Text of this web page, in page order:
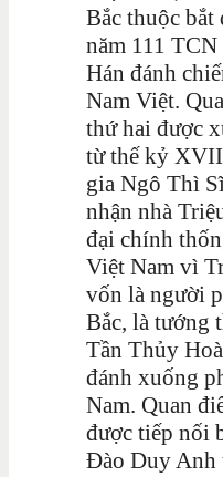
Bắc thuộc bắt
năm 111
Hán đánh
Nam Việt.
thứ hai được
từ thế kỷ
gia Ngô Thì
nhận nhà
đại chính
Việt Nam vì
vốn là người
Bắc, là tướng
Tần Thủy
đánh xuống
Nam. Quan
được tiếp nối
Đào Duy Anh